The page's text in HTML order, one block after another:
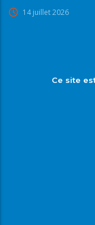
14 juillet 2026
Ce site